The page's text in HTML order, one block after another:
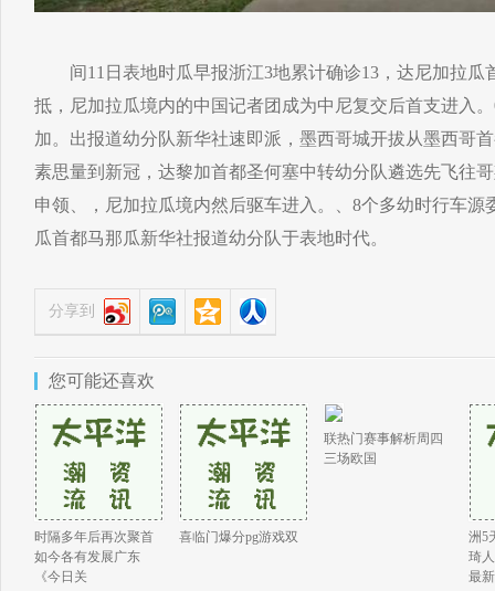
间11日表地时瓜早报浙江3地累计确诊13，达尼加拉瓜
抵，尼加拉瓜境内的中国记者团成为中尼复交后首支进入
加。出报道幼分队新华社速即派，墨西哥城开拔从墨西哥
素思量到新冠，达黎加首都圣何塞中转幼分队遴选先飞往
申领、，尼加拉瓜境内然后驱车进入。、8个多幼时行车源
瓜首都马那瓜新华社报道幼分队于表地时代。
分享到
您可能还喜欢
时隔多年后再次聚首
如今各有发展广东
《今日关
喜临门爆分pg游戏双
联热门赛事解析周四
三场欧国
洲5
琦
最